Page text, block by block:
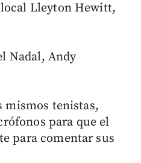
Lleyton Hewitt,
Nadal, Andy
mismos tenistas,
para que el
para comentar sus